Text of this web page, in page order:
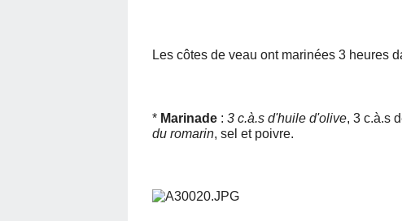
Les côtes de veau ont marinées 3 heures
* Marinade : 3 c.à.s d'huile d'olive, 3 c.à.s
du romarin, sel et poivre.